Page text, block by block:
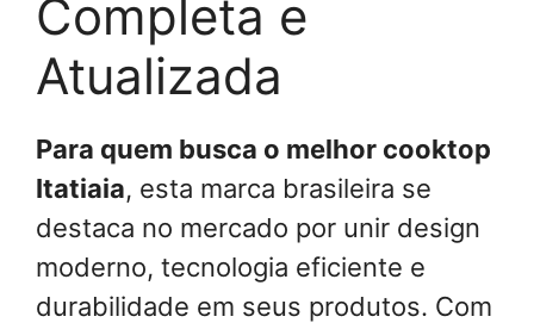
Completa e
Atualizada
Para quem busca o melhor cooktop
Itatiaia, esta marca brasileira se
destaca no mercado por unir design
moderno, tecnologia eficiente e
durabilidade em seus produtos. Com